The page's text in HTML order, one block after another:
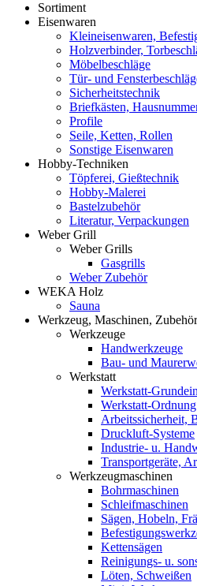
Sortiment
Eisenwaren
Kleineisenwaren,
Holzverbinder,
Möbelbeschläge
Tür- und
Sicherheitstechnik
Briefkästen,
Profile
Seile, Ketten, Rollen
Sonstige Eisenwaren
Hobby-Techniken
Töpferei, Gießtechnik
Hobby-Malerei
Bastelzubehör
Literatur, Verpackungen
Weber Grill
Weber Grills
Gasgrills
Weber Zubehör
WEKA Holz
Sauna
Werkzeug, Maschinen, Zubehör
Werkzeuge
Handwerkzeuge
Bau- und
Werkstatt
Werkstatt-
Werkstatt-Ordnung
Arbeitssicherheit,
Druckluft-Systeme
Industrie- u.
Transportgeräte,
Werkzeugmaschinen
Bohrmaschinen
Schleifmaschinen
Sägen, Hobeln,
Kettensägen
Reinigungs- u.
Löten, Schweißen